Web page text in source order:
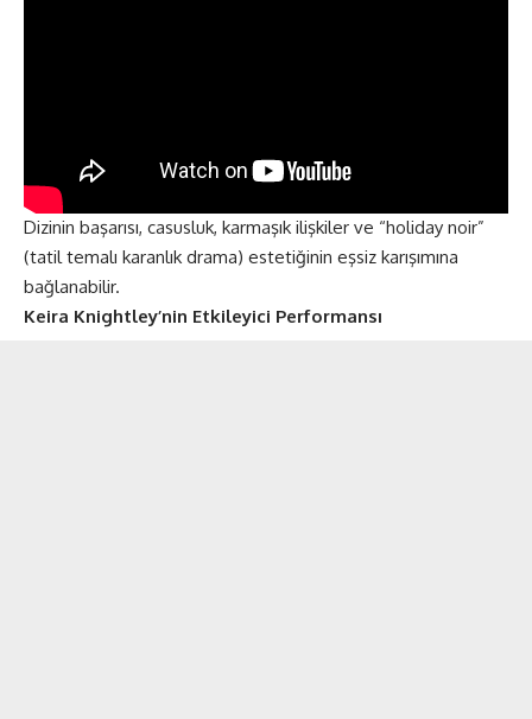
Dizinin başarısı, casusluk, karmaşık ilişkiler ve “holiday noir”
(tatil temalı karanlık drama) estetiğinin eşsiz karışımına
bağlanabilir.
Keira Knightley’nin Etkileyici Performansı